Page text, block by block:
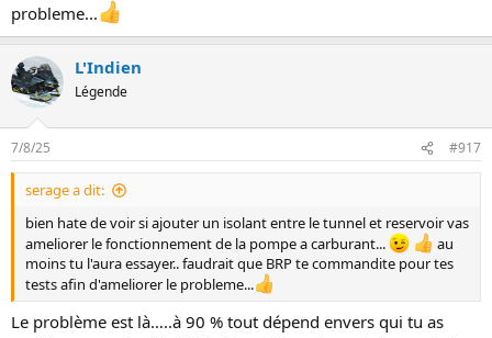
probleme...
L'Indien
Légende
7/8/25 #917
serage a dit:
bien hate de voir si ajouter un isolant entre le tunnel et reservoir vas
ameliorer le fonctionnement de la pompe a carburant...
au
moins tu l'aura essayer.. faudrait que BRP te commandite pour tes
tests afin d'ameliorer le probleme...
Le problème est là…..à 90 % tout dépend envers qui tu as